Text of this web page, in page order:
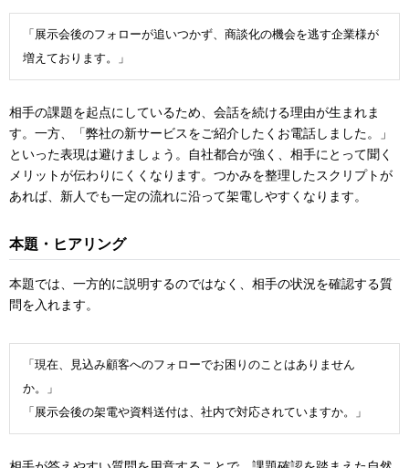
「展示会後のフォローが追いつかず、商談化の機会を逃す企業様が
増えております。」
相手の課題を起点にしているため、会話を続ける理由が生まれま
す。一方、「弊社の新サービスをご紹介したくお電話しました。」
といった表現は避けましょう。自社都合が強く、相手にとって聞く
メリットが伝わりにくくなります。つかみを整理したスクリプトが
あれば、新人でも一定の流れに沿って架電しやすくなります。
本題・ヒアリング
本題では、一方的に説明するのではなく、相手の状況を確認する質
問を入れます。
「現在、見込み顧客へのフォローでお困りのことはありません
か。」
「展示会後の架電や資料送付は、社内で対応されていますか。」